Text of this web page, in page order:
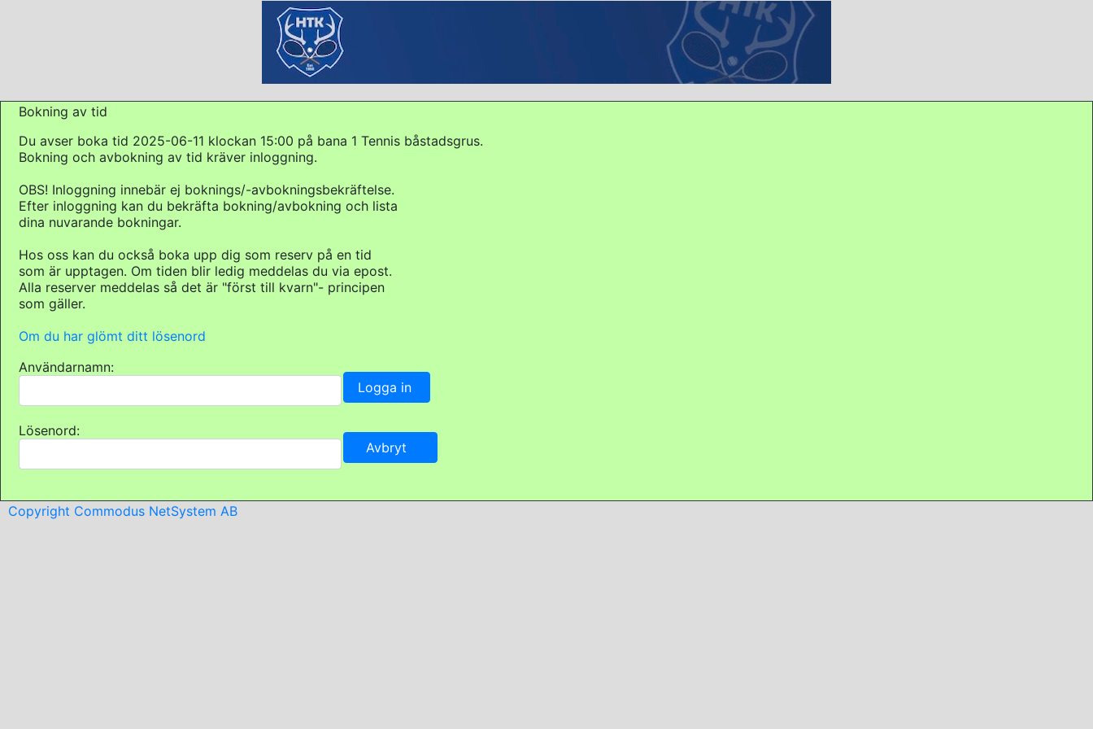
Bokning av tid
Du avser boka tid 2025-06-11 klockan 15:00 på bana 1 Tennis båstadsgrus.
Bokning och avbokning av tid kräver inloggning.
OBS! Inloggning innebär ej boknings/-avbokningsbekräftelse.
Efter inloggning kan du bekräfta bokning/avbokning och lista
dina nuvarande bokningar.
Hos oss kan du också boka upp dig som reserv på en tid
som är upptagen. Om tiden blir ledig meddelas du via epost.
Alla reserver meddelas så det är "först till kvarn"- principen
som gäller.
Om du har glömt ditt lösenord
Användarnamn:
Lösenord:
Copyright Commodus NetSystem AB